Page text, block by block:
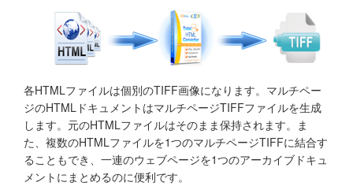
各HTMLファイルは個別のTIFF画像になります。マルチペー
ジのHTMLドキュメントはマルチページTIFFファイルを生成
します。元のHTMLファイルはそのまま保持されます。ま
た、複数のHTMLファイルを1つのマルチページTIFFに結合す
ることもでき、一連のウェブページを1つのアーカイブドキュ
メントにまとめるのに便利です。